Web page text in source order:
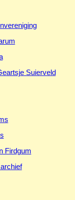
Suierveld
Firdgum